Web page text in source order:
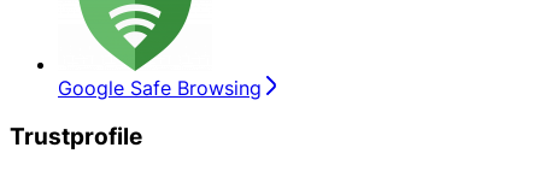
Google Safe Browsing
Trustprofile